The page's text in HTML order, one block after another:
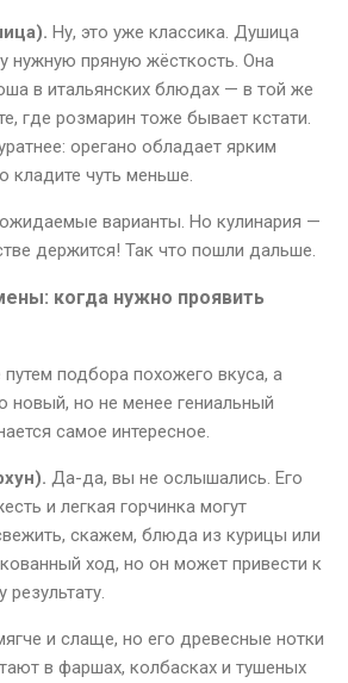
Ну, это уже классика. Душица
нужную пряную жёсткость. Она
в итальянских блюдах — в той же
где розмарин тоже бывает кстати.
орегано обладает ярким
кладите чуть меньше.
варианты. Но кулинария —
держится! Так что пошли дальше.
когда нужно проявить
подбора похожего вкуса, а
новый, но не менее гениальный
самое интересное.
Да-да, вы не ослышались. Его
и легкая горчинка могут
скажем, блюда из курицы или
ход, но он может привести к
и слаще, но его древесные нотки
в фаршах, колбасках и тушеных